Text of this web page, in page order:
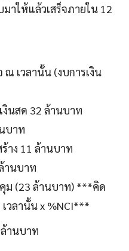
าให้แล้วเสร็จภายใน 12
เวลานั้น (งบการเงิน
งินสด 32 ล้านบาท
บาท
าง 11 ล้านบาท
านบาท
ม (23 ล้านบาท) ***คิด
วลานั้น x %NCI***
านบาท